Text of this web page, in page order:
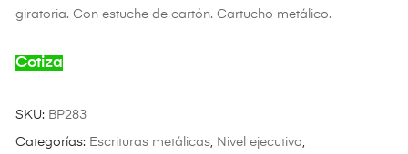
giratoria. Con estuche de cartón. Cartucho metálico.
Cotiza
SKU: BP283
Categorías: Escrituras metálicas, Nivel ejecutivo